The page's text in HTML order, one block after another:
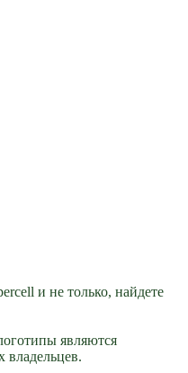
и не только, найдете
являются
владельцев.